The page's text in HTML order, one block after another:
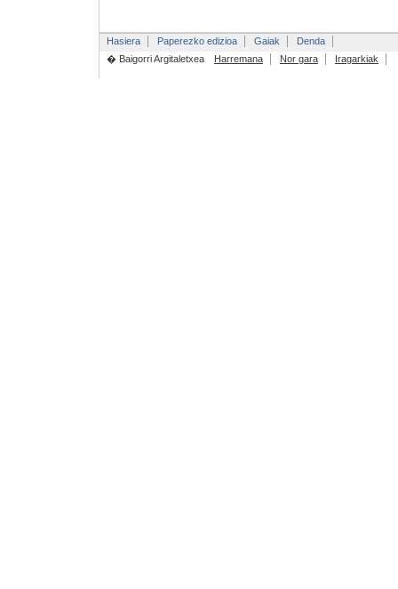
Hasiera Paperezko edizioa Gaiak
Denda
� Baigorri Argitaletxea
Harremana Nor gara Iragarkiak